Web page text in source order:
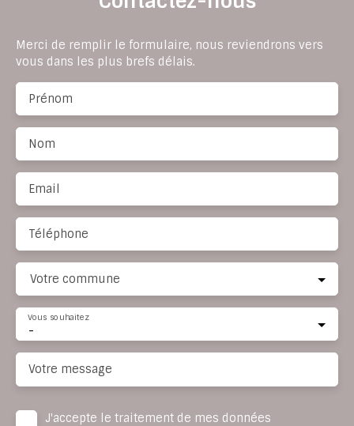
Merci de remplir le formulaire, nous reviendrons vers
vous dans les plus brefs délais.
Prénom
Nom
Email
Téléphone
Votre commune
-
Vous souhaitez
Votre message
J'accepte le traitement de mes données